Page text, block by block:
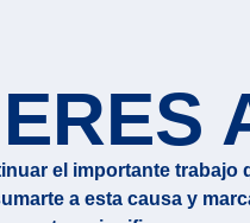
el importante trabajo
a esta causa y